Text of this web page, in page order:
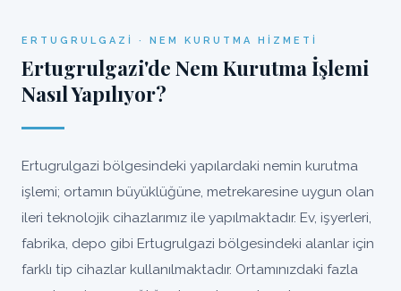
ERTUGRULGAZI · NEM KURUTMA HIZMETI
Ertugrulgazi'de Nem Kurutma İşlemi
Nasıl Yapılıyor?
Ertugrulgazi bölgesindeki yapılardaki nemin kurutma
işlemi; ortamın büyüklüğüne, metrekaresine uygun olan
ileri teknolojik cihazlarımız ile yapılmaktadır. Ev, işyerleri,
fabrika, depo gibi Ertugrulgazi bölgesindeki alanlar için
farklı tip cihazlar kullanılmaktadır. Ortamınızdaki fazla